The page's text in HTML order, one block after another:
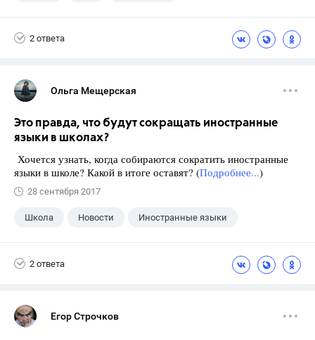
2 ответа
Ольга Мещерская
Это правда, что будут сокращать иностранные
языки в школах?
Хочется узнать, когда собираются сократить иностранные
языки в школе? Какой в итоге оставят? (Подробнее...)
28 сентября 2017
Школа Новости Иностранные языки
2 ответа
Егор Строчков